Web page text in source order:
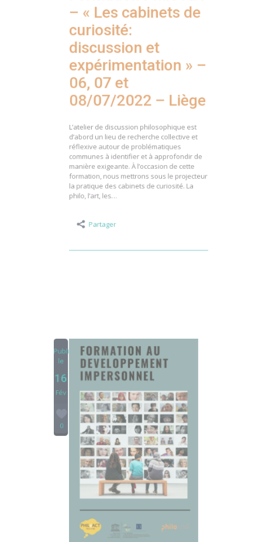
– « Les cabinets de
curiosité:
discussion et
expérimentation » –
06, 07 et
08/07/2022 – Liège
L’atelier de discussion philosophique est
d’abord un lieu de recherche collective et
réflexive autour de problématiques
communes à identifier et à approfondir de
manière exigeante. À l’occasion de cette
formation, nous mettrons sous le projecteur
philo, l’art, les…
Partager
16